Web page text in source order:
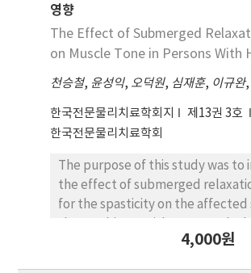
compared the mean of quality of
socioeconomic status, Activities
Living (ADL), health behavior, and
KNHANES to assess the quality of
study, the mean score of the
among the elderly was 2.57.
regression showed that the
male, with spouses, with health
and with good ADL levels
quality of life scores and odds
those who were female,
and with low ADL levels (p<.05).
영향
The Effect of Submerged
on Muscle Tone in Persons With
천승철, 윤성익, 오덕원, 심재훈, 이규완,
한국전문물리치료학회지 제13권 3호
한국전문물리치료학회
The purpose of this study was to
the effect of submerged
for the spasticity on the affected
A single-subject alternating
4,000원